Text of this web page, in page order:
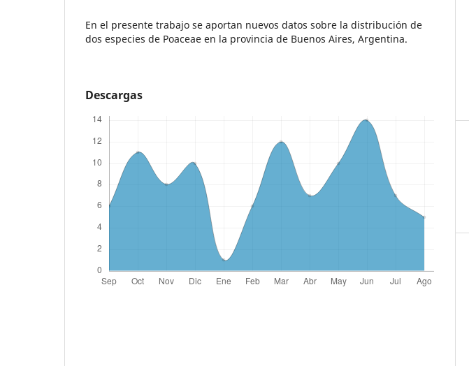
En el presente trabajo se aportan nuevos datos sobre la distribución de
dos especies de Poaceae en la provincia de Buenos Aires, Argentina.
Descargas